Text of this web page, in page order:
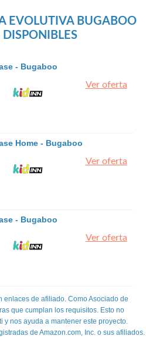
EVOLUTIVA BUGABOO
DISPONIBLES
- Bugaboo
Ver oferta
Home - Bugaboo
Ver oferta
- Bugaboo
Ver oferta
de afiliado. Como Asociado de
que cumplan los requisitos. Esto no
nos ayuda a mantener este proyecto.
de Amazon.com, Inc. o sus afiliados.